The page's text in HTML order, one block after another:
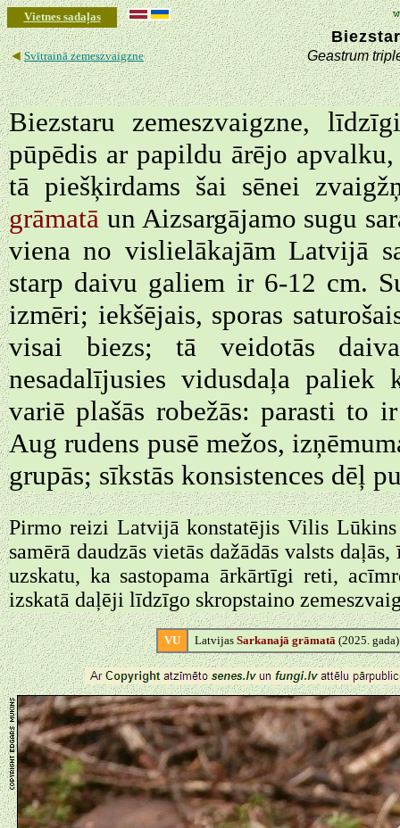
Vietnes sadaļas
◄Svītrainā zemeszvaigzne Geastrum
Biezstaru zemeszvaigzne,
pūpēdis ar papildu ārējo
tā piešķirdams šai sēnei
grāmatā un Aizsargājamo sugu
viena no vislielākajām Latvijā
starp daivu galiem ir 6-12 cm.
izmēri; iekšējais, sporas
visai biezs; tā veidotās
nesadalījusies vidusdaļa
variē plašās robežās: parasti to
Aug rudens pusē mežos,
grupās; sīkstās konsistences dēļ
Pirmo reizi Latvijā konstatējis Vilis Lūkins
samērā daudzās vietās dažādās valsts
uzskatu, ka sastopama ārkārtīgi reti,
izskatā daļēji līdzīgo skropstaino
VU Latvijas Sarkanajā grāmatā(2025.